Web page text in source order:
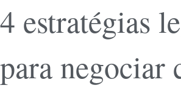
4 estratégias
para negociar